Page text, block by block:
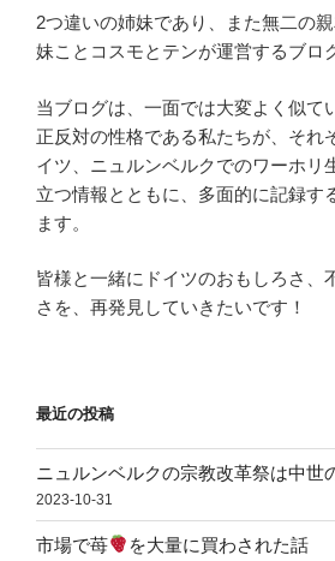
2つ違いの姉妹であり、また無二の
妹ことコスモとテンが運営するブロ
当ブログは、一面では大変よく似て
正反対の性格である私たちが、それ
イツ、ニュルンベルクでのワーホリ
立つ情報とともに、多面的に記録す
ます。
皆様と一緒にドイツのおもしろさ、
さを、再発見していきたいです！
最近の投稿
ニュルンベルクの宗教改革祭は中世
2023-10-31
市場で苺 を大量に買わされた話